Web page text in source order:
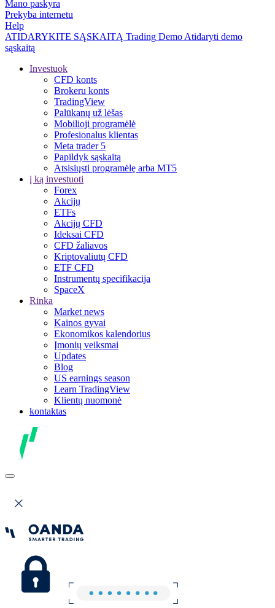
Mano paskyra
Prekyba internetu
Help
ATIDARYKITE SĄSKAITĄ Trading Demo Atidaryti demo
sąskaitą
Investuok
CFD konts
Brokeru konts
TradingView
Palūkanų už lėšas
Mobilioji programėlė
Profesionalus klientas
Meta trader 5
Papildyk sąskaitą
Atsisiųsti programėlę arba MT5
į ką investuoti
Forex
Akcijų
ETFs
Akcijų CFD
Ideksai CFD
CFD žaliavos
Kriptovaliutų CFD
ETF CFD
Instrumentų specifikacija
SpaceX
Rinka
Market news
Kainos gyvai
Ekonomikos kalendorius
Įmonių veiksmai
Updates
Blog
US earnings season
Learn TradingView
Klientų nuomonė
kontaktas